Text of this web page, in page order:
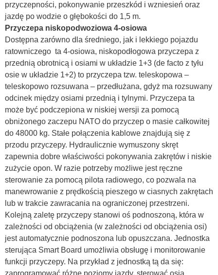
przyczepności, pokonywanie przeszkód i wzniesień oraz
jazdę po wodzie o głębokości do 1,5 m.
Przyczepa niskopodwoziowa 4-osiowa
Dostępna zarówno dla średniego, jak i lekkiego pojazdu
ratowniczego ta 4-osiowa, niskopodłogowa przyczepa z
przednią obrotnicą i osiami w układzie 1+3 (de facto z tyłu
osie w układzie 1+2) to przyczepa tzw. teleskopowa –
teleskopowo rozsuwana – przedłużana, gdyż ma rozsuwany
odcinek między osiami przednią i tylnymi. Przyczepa ta
może być podczepiona w niskiej wersji za pomocą
obniżonego zaczepu NATO do przyczep o masie całkowitej
do 48000 kg. Stałe połączenia kablowe znajdują się z
przodu przyczepy. Hydraulicznie wymuszony skręt
zapewnia dobre właściwości pokonywania zakrętów i niskie
zużycie opon. W razie potrzeby możliwe jest ręczne
sterowanie za pomocą pilota radiowego, co pozwala na
manewrowanie z prędkością pieszego w ciasnych zakrętach
lub w trakcie zawracania na ograniczonej przestrzeni.
Kolejną zaletę przyczepy stanowi oś podnoszoną, która w
zależności od obciążenia (w zależności od obciążenia osi)
jest automatycznie podnoszona lub opuszczana. Jednostka
sterująca Smart Board umożliwia obsługę i monitorowanie
funkcji przyczepy. Na przykład z jednostką tą da się:
zaprogramować różne poziomy jazdy, sterować osią